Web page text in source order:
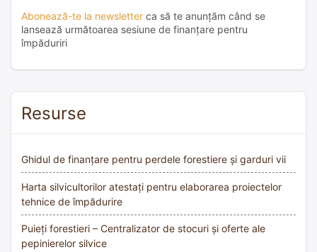
Abonează-te la newsletter ca să te anunțăm când se
lansează următoarea sesiune de finanțare pentru
împăduriri
Resurse
Ghidul de finanțare pentru perdele forestiere și garduri vii
Harta silvicultorilor atestați pentru elaborarea proiectelor
tehnice de împădurire
Puieți forestieri – Centralizator de stocuri și oferte ale
pepinierelor silvice